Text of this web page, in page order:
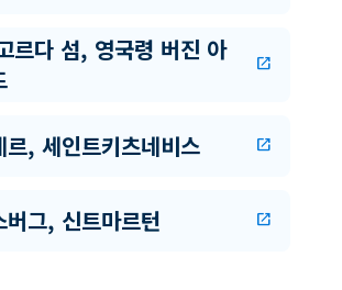
르다 섬, 영국령 버진 아
open_in_new
르, 세인트키츠네비스 open_in_new
버그, 신트마르턴 open_in_new